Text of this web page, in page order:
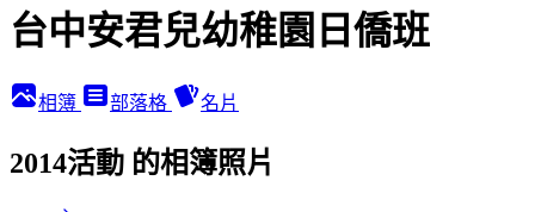
台中安君兒幼稚園日僑班
相簿 部落格 名片
2014活動 的相簿照片